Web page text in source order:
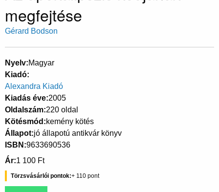
megfejtése
Gérard Bodson
Nyelv Magyar
Kiadó
Alexandra Kiadó
Kiadás éve 2005
Oldalszám 220 oldal
Kötésmód kemény kötés
Állapot jó állapotú antikvár könyv
ISBN 9633690536
Ár 1 100 Ft
Törzsvásárlói pontok 110